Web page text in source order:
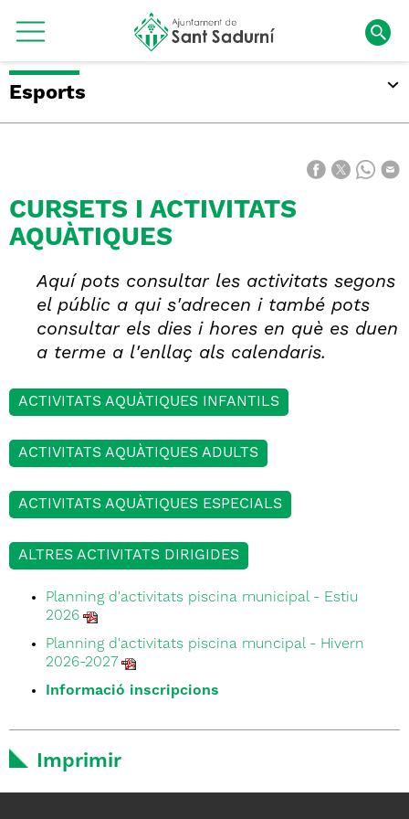
Esports
CURSETS I ACTIVITATS
AQUÀTIQUES
Aquí pots consultar les activitats segons
el públic a qui s'adrecen i també pots
consultar els dies i hores en què es duen
a terme a l'enllaç als calendaris.
ACTIVITATS AQUÀTIQUES INFANTILS
ACTIVITATS AQUÀTIQUES ADULTS
ACTIVITATS AQUÀTIQUES ESPECIALS
ALTRES ACTIVITATS DIRIGIDES
Planning d'activitats piscina municipal - Estiu
2026
Planning d'activitats piscina muncipal - Hivern
2026-2027
Informació inscripcions
Imprimir